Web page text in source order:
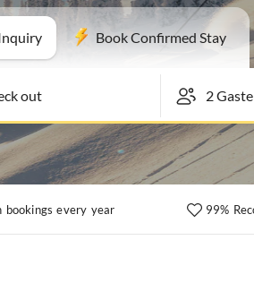
Book Confirmed Stay
out
bookings every year 99%